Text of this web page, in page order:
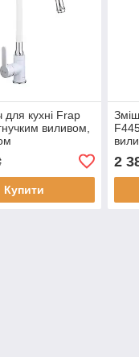
для кухні Frap
виливом,
Купити
2